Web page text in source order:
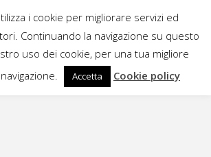
i cookie per migliorare servizi ed
Continuando la navigazione su questo
uso dei cookie, per una tua migliore
Accetta Cookie policy